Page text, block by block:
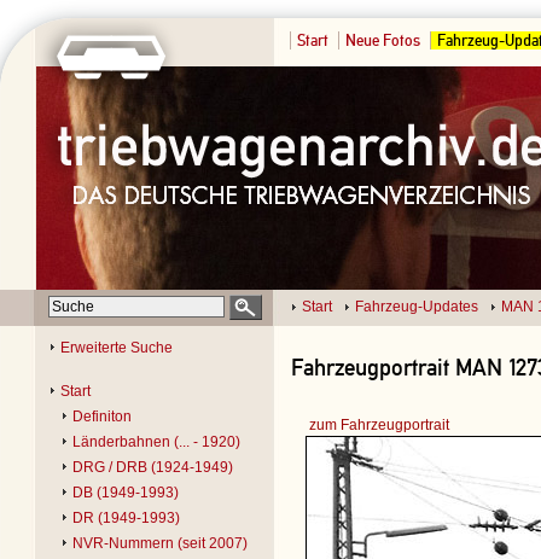
Start Neue Fotos Fahrzeug-
Start Fahrzeug-Updates MAN
Erweiterte Suche
Start
Definiton
Länderbahnen (... - 1920)
DRG / DRB (1924-1949)
DB (1949-1993)
DR (1949-1993)
NVR-Nummern (seit 2007)
Fahrzeugportrait MAN
zum Fahrzeugportrait